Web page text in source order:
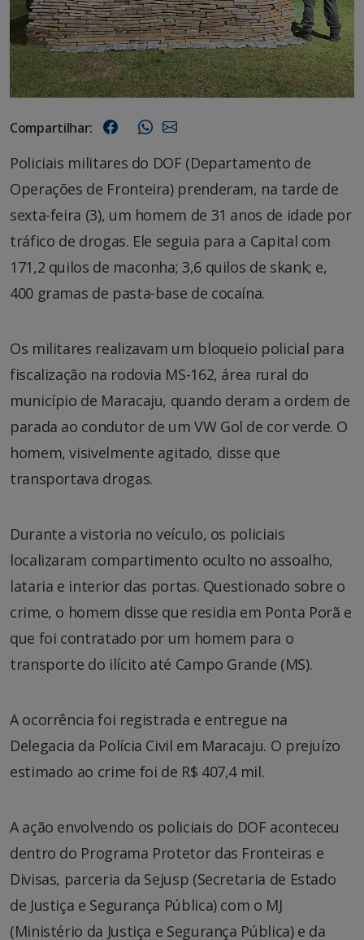
Compartilhar:
Policiais militares do DOF (Departamento de
Operações de Fronteira) prenderam, na tarde de
sexta-feira (3), um homem de 31 anos de idade por
tráfico de drogas. Ele seguia para a Capital com
171,2 quilos de maconha; 3,6 quilos de skank; e,
400 gramas de pasta-base de cocaína.
Os militares realizavam um bloqueio policial para
fiscalização na rodovia MS-162, área rural do
município de Maracaju, quando deram a ordem de
parada ao condutor de um VW Gol de cor verde. O
homem, visivelmente agitado, disse que
transportava drogas.
Durante a vistoria no veículo, os policiais
localizaram compartimento oculto no assoalho,
lataria e interior das portas. Questionado sobre o
crime, o homem disse que residia em Ponta Porã e
que foi contratado por um homem para o
transporte do ilícito até Campo Grande (MS).
A ocorrência foi registrada e entregue na
Delegacia da Polícia Civil em Maracaju. O prejuízo
estimado ao crime foi de R$ 407,4 mil.
A ação envolvendo os policiais do DOF aconteceu
dentro do Programa Protetor das Fronteiras e
Divisas, parceria da Sejusp (Secretaria de Estado
de Justiça e Segurança Pública) com o MJ
(Ministério da Justiça e Segurança Pública) e da